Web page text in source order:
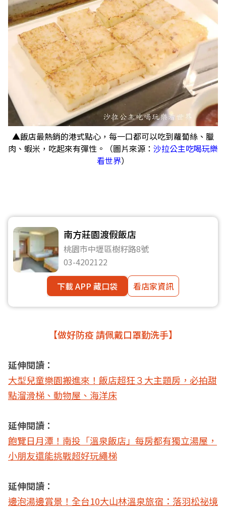
▲飯店最熱銷的港式點心，每一口都可以吃到蘿蔔絲、臘
肉、蝦米，吃起來有彈性。（圖片來源： 沙拉公主吃喝玩樂
看世界）
南方莊園渡假飯店
桃園市中壢區樹籽路8號
03-4202122
下載 APP 藏口袋
看店家資訊
【做好防疫 請佩戴口罩勤洗手】
延伸閱讀：
大型兒童樂園搬進來！飯店超狂３大主題房，必拍甜
點溜滑梯、動物屋、海洋床
延伸閱讀：
飽覽日月潭！南投「溫泉飯店」每房都有獨立湯屋，
小朋友還能挑戰超好玩繩梯
延伸閱讀：
邊泡湯邊賞景！全台10大山林溫泉旅宿：落羽松祕境